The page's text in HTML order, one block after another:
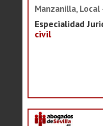
Manzanilla, Local
Especialidad
civil